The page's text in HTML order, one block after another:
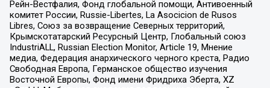
Рейн-Вестфалия, Фонд глобальной помощи, Антивоенный
комитет России, Russie-Libertes, La Asocicion de Rusos
Libres, Союз за возвращение Северных территорий,
Крымскотатарский Ресурсный Центр, Глобальный союз
IndustriALL, Russian Election Monitor, Article 19, Мнение
медиа, Федерация анархического черного креста, Радио
Свободная Европа, Германское общество изучения
Восточной Европы, Фонд имени Фридриха Эберта, XZ